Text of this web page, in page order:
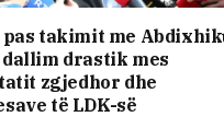
takimit me
dallim drastik mes
zgjedhor dhe
të LDK-së